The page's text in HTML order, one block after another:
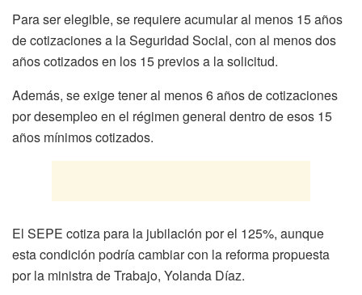
Para ser elegible, se requiere acumular al menos 15 años
de cotizaciones a la Seguridad Social, con al menos dos
años cotizados en los 15 previos a la solicitud.
Además, se exige tener al menos 6 años de cotizaciones
por desempleo en el régimen general dentro de esos 15
años mínimos cotizados.
El SEPE cotiza para la jubilación por el 125%, aunque
esta condición podría cambiar con la reforma propuesta
por la ministra de Trabajo, Yolanda Díaz.